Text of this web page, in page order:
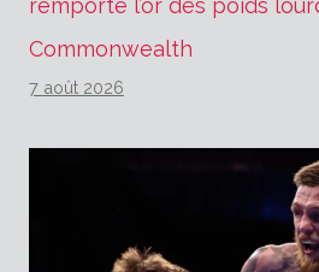
remporte l’or des poids
Commonwealth
7 août 2026